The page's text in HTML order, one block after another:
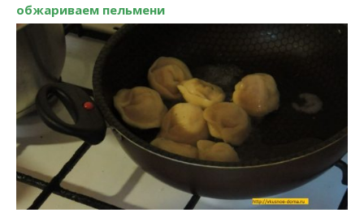
обжариваем пельмени